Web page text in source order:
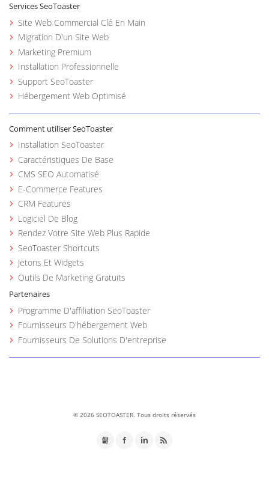
Services SeoToaster
Site Web Commercial Clé En Main
Migration D'un Site Web
Marketing Premium
Installation Professionnelle
Support SeoToaster
Hébergement Web Optimisé
Comment utiliser SeoToaster
Installation SeoToaster
Caractéristiques De Base
CMS SEO Automatisé
E-Commerce Features
CRM Features
Logiciel De Blog
Rendez Votre Site Web Plus Rapide
SeoToaster Shortcuts
Jetons Et Widgets
Outils De Marketing Gratuits
Partenaires
Programme D'affiliation SeoToaster
Fournisseurs D'hébergement Web
Fournisseurs De Solutions D'entreprise
©2026 SEOTOASTER. Tous droits réservés
GMB FacebookLinkedIn